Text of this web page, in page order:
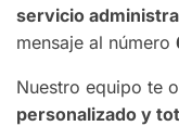
servicio
mensaje al número
Nuestro equipo te
personalizado y